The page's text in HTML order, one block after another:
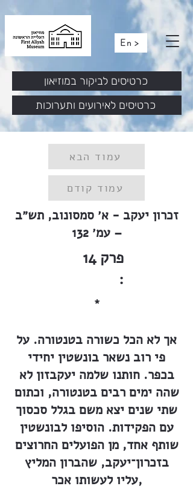
En >
כרטיסים לאירועים ותערוכות
כרטיסים לביקור במוזיאון
עמוד הבא
עמוד קודם
זכרון יעקב - א׳ סמסונוב, תש״ב
– עמ׳ 132
14 פרק
:
*
אך לא הכל כשורה בטנטורה. על
פי רוב נשאר בונשטין יחידי
בכפר. חותנו שלמה יעקבזון לא
שהה ימים רבים בטנטורה, וכתום
שתי שנים יצא משם בגלל סכסוך
עם הפקידות. הוסיפו לבונשטין
שותף אחד, מן הפועלים החרוצים
בזכרון־יעקב, שהברון המליץ
עליו לעשותו אכר,